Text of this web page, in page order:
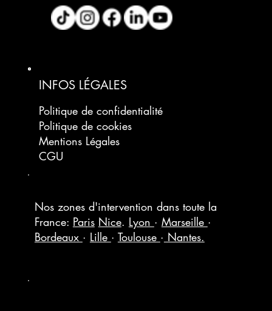
Nos zones d'intervention dans toute la
France: Paris Nice. Lyon · Marseille ·
Bordeaux · Lille · Toulouse · Nantes.
INFOS LÉGALES
Politique de confidentialité
Politique de cookies
Mentions Légales
CGU